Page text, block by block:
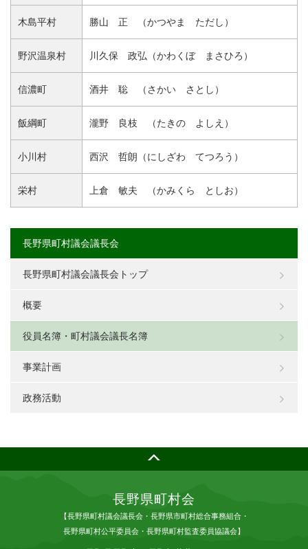
木島平村 勝山 正 （かつやま ただし）
野沢温泉村 川久保 政弘（かわくぼ まさひろ）
信濃町 酒井 聡 （さかい さとし）
飯綱町 瀧野 良枝 （たきの よしえ）
小川村 西沢 哲朗（にしざわ てつろう）
栄村 上倉 敏夫 （かみくら としお）
長野県町村議会議長会
長野県町村議会議長会トップ
概要
役員名簿・町村議会議長名簿
事業計画
政務活動
長野県町村会
【長野県町村議会議長会・長野県市町村総合事務組合・
長野県町村公平委員会・長野県町村監査委員協議会】